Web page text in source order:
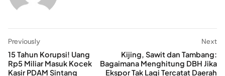
Previously
15 Tahun Korupsi! Uang
Rp5 Miliar Masuk Kocek
Kasir PDAM Sintang
Next
Kijing, Sawit dan Tambang:
Bagaimana Menghitung DBH Jika
Ekspor Tak Lagi Tercatat Daerah